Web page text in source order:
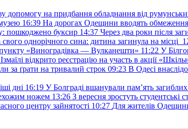
допомогу на придбання обладнання від
16:39 На дорогах Одещини вводять обмеження
пошкоджено буксир 14:37 Через два роки після
однорічного сина: дитина загинула на місці
«Виноградівка — Вулканешти» 11:22 У
відкрито реєстрацію на участь в акції
за ґрати на тривалий строк 09:23 В Одесі
дні 16:19 У Болграді вшанували пам’ять загиблих
ножем 13:26 З вересня зростуть студентські
центру зайнятості 10:27 Для жителів